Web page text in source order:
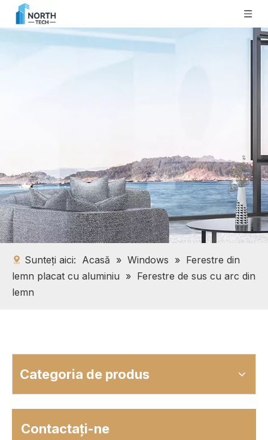
Sunteți aici: Acasă » Windows » Ferestre din
lemn placat cu aluminiu » Ferestre de sus cu arc din
lemn
Categoria de produs
Contactaţi-ne